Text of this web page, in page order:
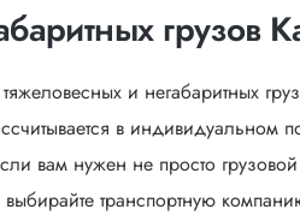
грузов
и негабаритных
в индивидуальном
вам нужен не просто
транспортную